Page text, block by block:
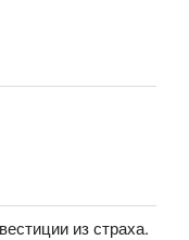
из страха.